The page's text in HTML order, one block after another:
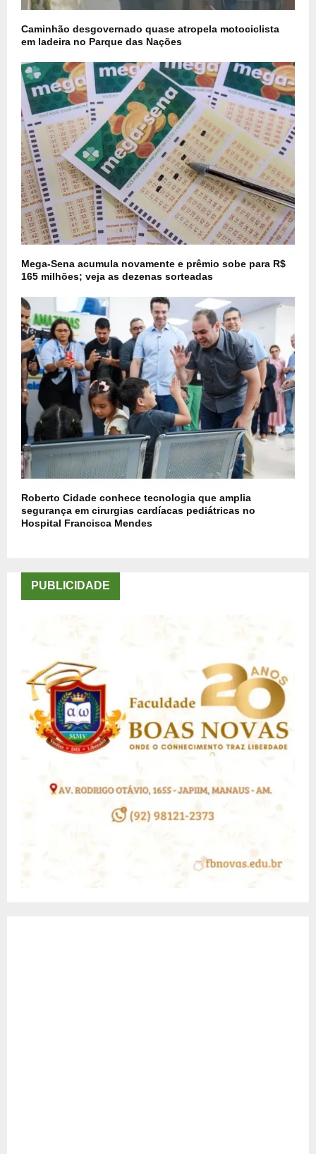
Caminhão desgovernado quase atropela motociclista
em ladeira no Parque das Nações
Mega-Sena acumula novamente e prêmio sobe para R$
165 milhões; veja as dezenas sorteadas
Roberto Cidade conhece tecnologia que amplia
segurança em cirurgias cardíacas pediátricas no
Hospital Francisca Mendes
PUBLICIDADE